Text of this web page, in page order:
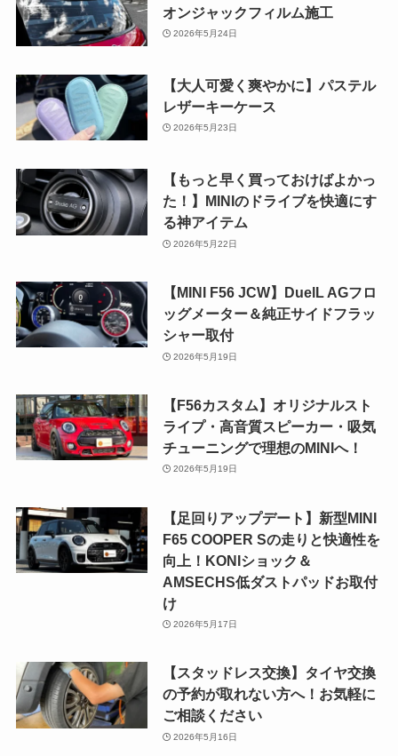
オンジャックフィルム施工
2026年5月24日
【大人可愛く爽やかに】パステル
レザーキーケース
2026年5月23日
【もっと早く買っておけばよかっ
た！】MINIのドライブを快適にす
る神アイテム
2026年5月22日
【MINI F56 JCW】DuelL AGフロ
ッグメーター＆純正サイドフラッ
シャー取付
2026年5月19日
【F56カスタム】オリジナルスト
ライプ・高音質スピーカー・吸気
チューニングで理想のMINIへ！
2026年5月19日
【足回りアップデート】新型MINI
F65 COOPER Sの走りと快適性を
向上！KONIショック＆
AMSECHS低ダストパッドお取付
け
2026年5月17日
【スタッドレス交換】タイヤ交換
の予約が取れない方へ！お気軽に
ご相談ください
2026年5月16日